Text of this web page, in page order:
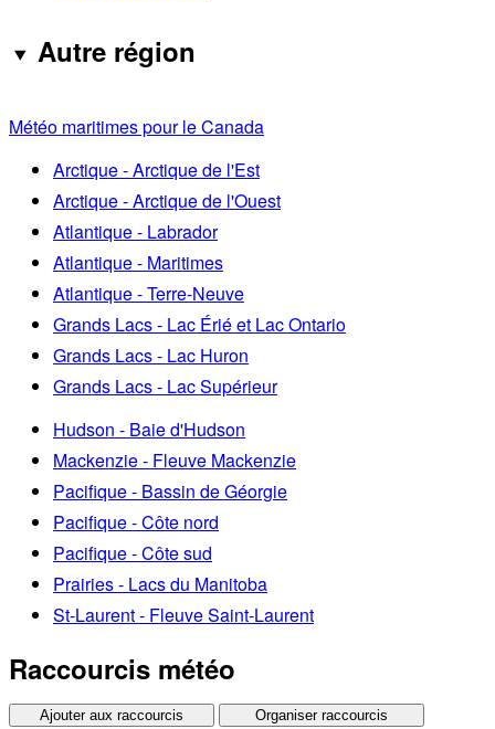
Autre région
Météo maritimes pour le Canada
Arctique - Arctique de l'Est
Arctique - Arctique de l'Ouest
Atlantique - Labrador
Atlantique - Maritimes
Atlantique - Terre-Neuve
Grands Lacs - Lac Érié et Lac Ontario
Grands Lacs - Lac Huron
Grands Lacs - Lac Supérieur
Hudson - Baie d'Hudson
Mackenzie - Fleuve Mackenzie
Pacifique - Bassin de Géorgie
Pacifique - Côte nord
Pacifique - Côte sud
Prairies - Lacs du Manitoba
St-Laurent - Fleuve Saint-Laurent
Raccourcis météo
Ajouter aux raccourcis Organiser raccourcis